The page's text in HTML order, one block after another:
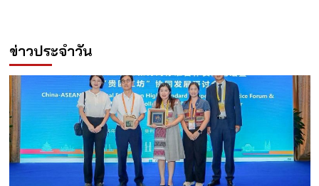
ข่าวประจำวัน